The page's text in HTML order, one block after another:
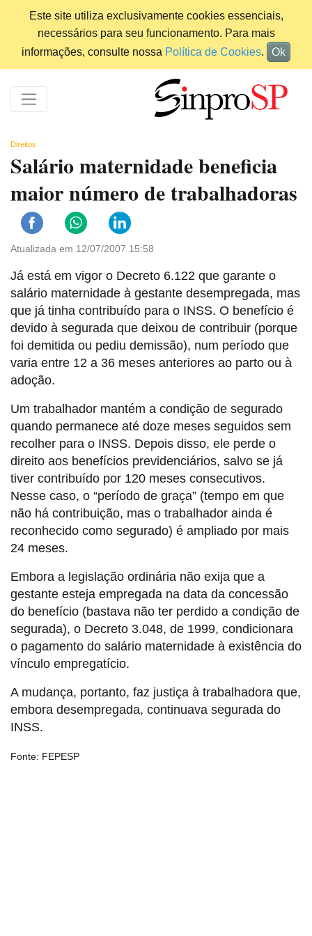
Este site utiliza exclusivamente cookies essenciais,
necessários para seu funcionamento. Para mais
informações, consulte nossa Política de Cookies. Ok
Direitos
Salário maternidade beneficia
maior número de trabalhadoras
Atualizada em 12/07/2007 15:58
Já está em vigor o Decreto 6.122 que garante o
salário maternidade à gestante desempregada, mas
que já tinha contribuído para o INSS. O benefício é
devido à segurada que deixou de contribuir (porque
foi demitida ou pediu demissão), num período que
varia entre 12 a 36 meses anteriores ao parto ou à
adoção.
Um trabalhador mantém a condição de segurado
quando permanece até doze meses seguidos sem
recolher para o INSS. Depois disso, ele perde o
direito aos benefícios previdenciários, salvo se já
tiver contribuído por 120 meses consecutivos.
Nesse caso, o “período de graça” (tempo em que
não há contribuição, mas o trabalhador ainda é
reconhecido como segurado) é ampliado por mais
24 meses.
Embora a legislação ordinária não exija que a
gestante esteja empregada na data da concessão
do benefício (bastava não ter perdido a condição de
segurada), o Decreto 3.048, de 1999, condicionara
o pagamento do salário maternidade à existência do
vínculo empregatício.
A mudança, portanto, faz justiça à trabalhadora que,
embora desempregada, continuava segurada do
INSS.
Fonte: FEPESP